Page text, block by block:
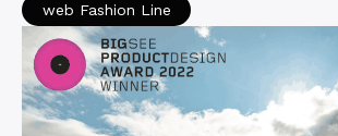
web Fashion Line